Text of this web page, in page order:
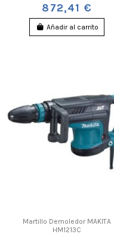
872,41 €
Añadir al carrito
Martillo Demoledor MAKITA
HM1213C